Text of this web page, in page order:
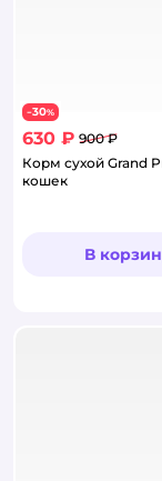
−30%
630 ₽ 900 ₽
Корм сухой Grand
кошек
В